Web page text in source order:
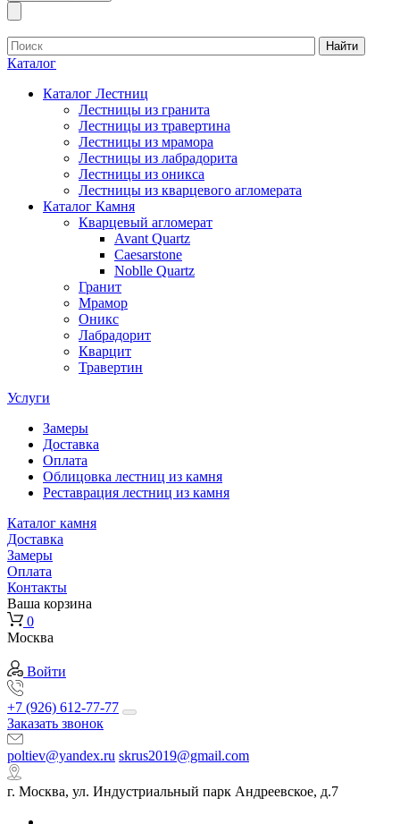
Найти
Каталог
Каталог Лестниц
Лестницы из гранита
Лестницы из травертина
Лестницы из мрамора
Лестницы из лабрадорита
Лестницы из оникса
Лестницы из кварцевого агломерата
Каталог Камня
Кварцевый агломерат
Avant Quartz
Caesarstone
Noblle Quartz
Гранит
Мрамор
Оникс
Лабрадорит
Кварцит
Травертин
Услуги
Замеры
Доставка
Оплата
Облицовка лестниц из камня
Реставрация лестниц из камня
Каталог камня
Доставка
Замеры
Оплата
Контакты
Ваша корзина
0
Москва
Войти
+7 (926) 612-77-77
Заказать звонок
poltiev@yandex.ru skrus2019@gmail.com
г. Москва, ул. Индустриальный парк Андреевское, д.7